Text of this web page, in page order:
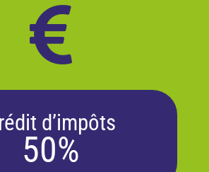

d’impôts
50%